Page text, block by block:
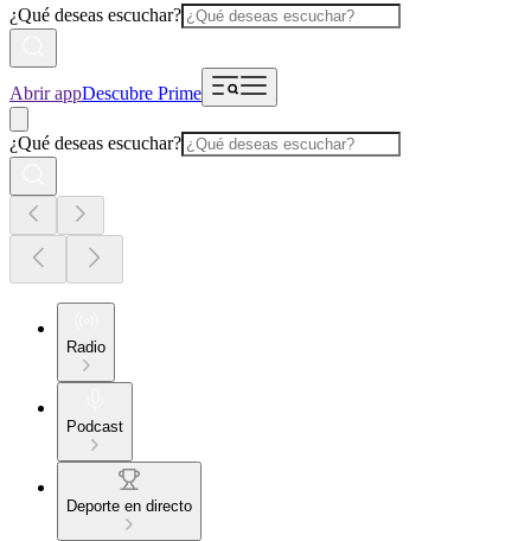
¿Qué deseas escuchar?
Abrir appDescubre Prime
¿Qué deseas escuchar?
Radio
Podcast
Deporte en directo